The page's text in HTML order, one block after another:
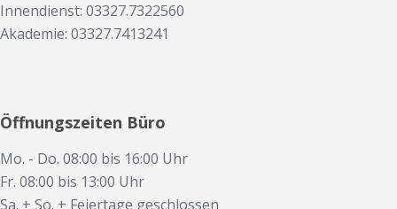
Innendienst: 03327.7322560
Akademie: 03327.7413241
Öffnungszeiten Büro
Mo. - Do. 08:00 bis 16:00 Uhr
Fr. 08:00 bis 13:00 Uhr
Sa. + So. + Feiertage geschlossen